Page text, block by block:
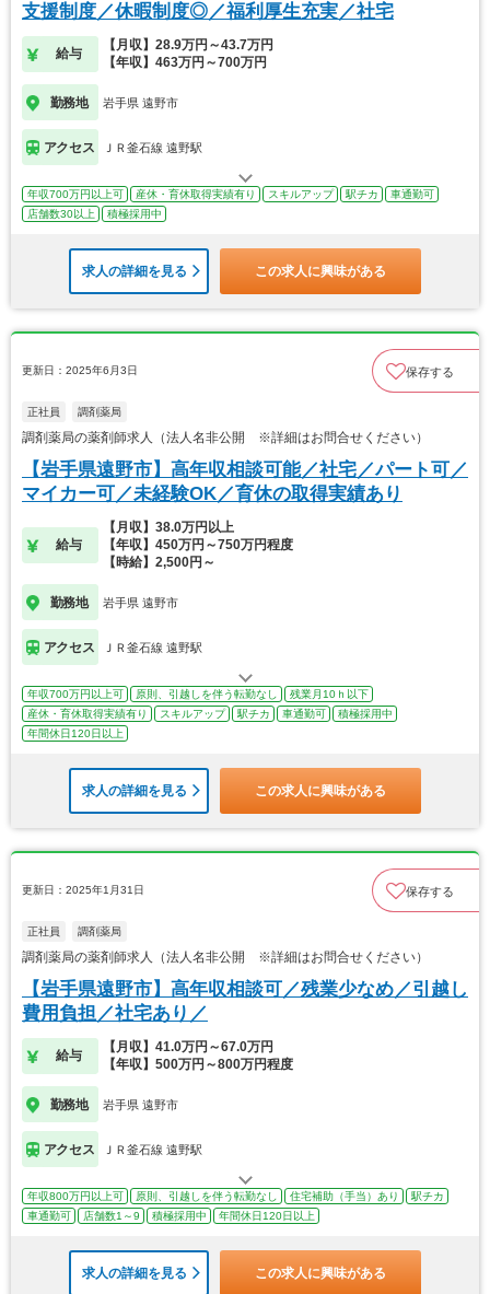
支援制度／休暇制度◎／福利厚生充実／社宅
給与
【月収】28.9万円～43.7万円
【年収】463万円～700万円
勤務地 岩手県 遠野市
アクセス ＪＲ釜石線 遠野駅
年収700万円以上可 産休・育休取得実績有り スキルアップ 駅チカ
車通勤可
店舗数30以上
積極採用中
求人の詳細を見る この求人に興味がある
更新日：2025年6月3日 保存する
正社員 調剤薬局
調剤薬局の薬剤師求人（法人名非公開 ※詳細はお問合せください）
【岩手県遠野市】高年収相談可能／社宅／パート可／
マイカー可／未経験OK／育休の取得実績あり
給与
【月収】38.0万円以上
【年収】450万円～750万円程度
【時給】2,500円～
勤務地 岩手県 遠野市
アクセス ＪＲ釜石線 遠野駅
年収700万円以上可 原則、引越しを伴う転勤なし
残業月10ｈ以下
産休・育休取得実績有り
スキルアップ 駅チカ 車通勤可
積極採用中
年間休日120日以上
求人の詳細を見る この求人に興味がある
更新日：2025年1月31日 保存する
正社員 調剤薬局
調剤薬局の薬剤師求人（法人名非公開 ※詳細はお問合せください）
【岩手県遠野市】高年収相談可／残業少なめ／引越し
費用負担／社宅あり／
給与
【月収】41.0万円～67.0万円
【年収】500万円～800万円程度
勤務地 岩手県 遠野市
アクセス ＪＲ釜石線 遠野駅
年収800万円以上可 原則、引越しを伴う転勤なし 住宅補助（手当）あり
駅チカ
車通勤可
店舗数1～9 積極採用中 年間休日120日以上
求人の詳細を見る この求人に興味がある